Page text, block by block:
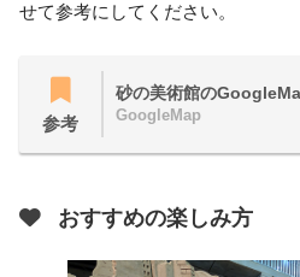
せて参考にしてください。
参考
砂の美術館の
GoogleMap
おすすめの楽しみ方